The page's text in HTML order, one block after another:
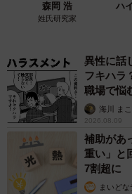
森岡 浩
姓氏研究家
ハ
異性に話
フキハラ
職場で悩
海川 ま
2026.08.09
補助があ
重い」と
7割超に
まいどな